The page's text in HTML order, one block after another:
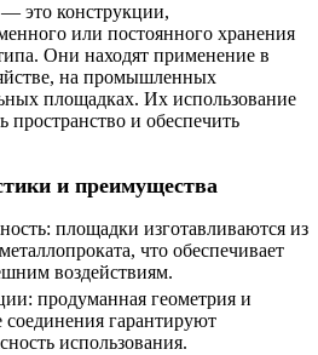
это конструкции,
или постоянного хранения
Они находят применение в
на промышленных
площадках. Их использование
пространство и обеспечить
и преимущества
площадки изготавливаются из
что обеспечивает
воздействиям.
продуманная геометрия и
соединения гарантируют
использования.